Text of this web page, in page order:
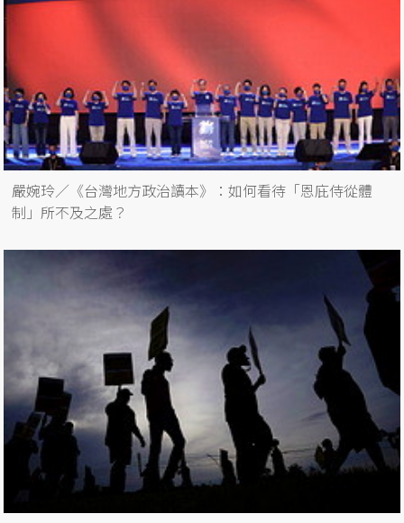
嚴婉玲／《台灣地方政治讀本》：如何看待「恩庇侍從體
制」所不及之處？